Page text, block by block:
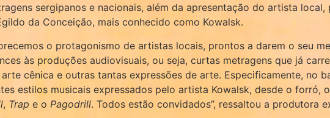
sergipanos e nacionais, além da apresentação do artista local,
da Conceição, mais conhecido como Kowalsk.
o protagonismo de artistas locais, prontos a darem o seu
às produções audiovisuais, ou seja, curtas metragens que já
cênica e outras tantas expressões de arte. Especificamente, no
estilos musicais expressados pelo artista Kowalsk, desde o forró,
, Trap e o Pagodrill. Todos estão convidados”, ressaltou a produtora